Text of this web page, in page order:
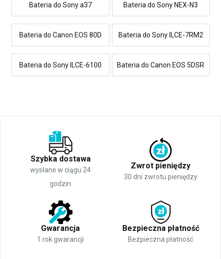
Bateria do Sony a37 Bateria do Sony NEX-N3
Bateria do Canon EOS 80D Bateria do Sony ILCE-7RM2
Bateria do Sony ILCE-6100 Bateria do Canon EOS 5DSR
Szybka dostawa
wysłane w ciągu 24
godzin
Zwrot pieniędzy
30 dni zwrotu pieniędzy
Gwarancja
1 rok gwarancji
Bezpieczna płatność
Bezpieczna płatność